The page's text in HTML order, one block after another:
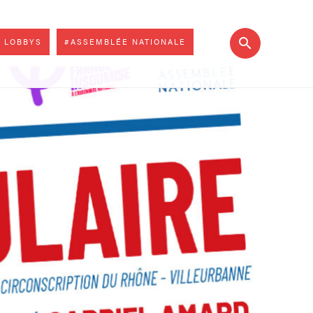
#ASSEMBLÉE NATIONALE